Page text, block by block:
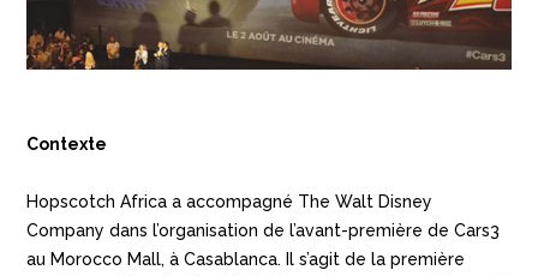
Contexte
Hopscotch Africa a accompagné The Walt Disney
Company dans l’organisation de l’avant-première de Cars3
au Morocco Mall, à Casablanca. Il s’agit de la première